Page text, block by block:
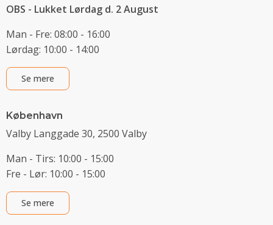
OBS - Lukket Lørdag d. 2 August
Man - Fre: 08:00 - 16:00
Lørdag: 10:00 - 14:00
Se mere
København
Valby Langgade 30, 2500 Valby
Man - Tirs: 10:00 - 15:00
Fre - Lør: 10:00 - 15:00
Se mere